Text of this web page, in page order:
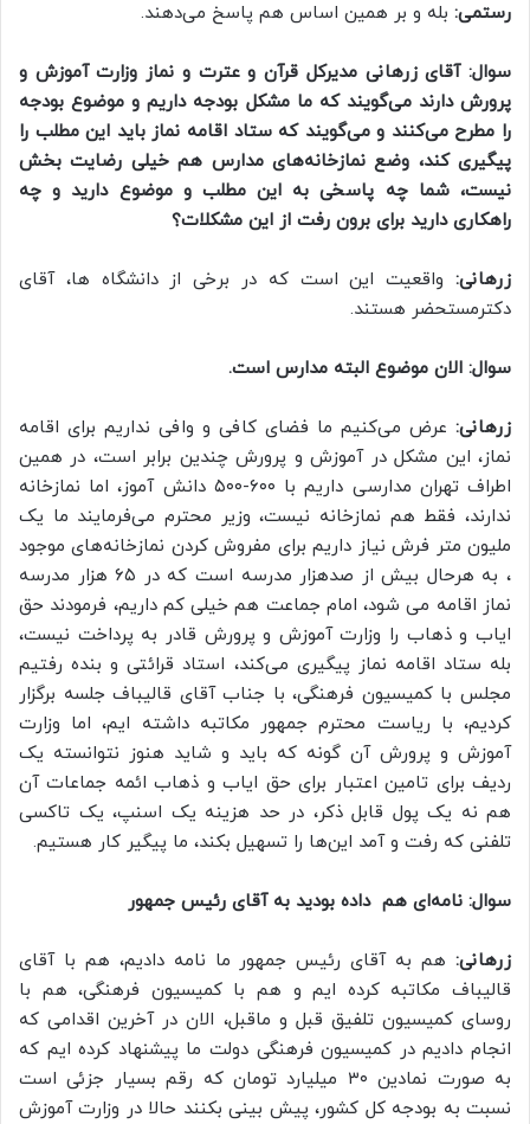
رستمی: بله و بر همین اساس هم پاسخ می‌دهند.
سوال: آقای زرهانی مدیرکل قرآن و عترت و نماز وزارت آموزش و
پرورش دارند می‌گویند که ما مشکل بودجه داریم و موضوع بودجه
را مطرح می‌کنند و می‌گویند که ستاد اقامه نماز باید این مطلب را
پیگیری کند، وضع نمازخانه‌های مدارس هم خیلی رضایت بخش
نیست، شما چه پاسخی به این مطلب و موضوع دارید و چه
راهکاری دارید برای برون رفت از این مشکلات؟
زرهانی: واقعیت این است که در برخی از دانشگاه ها، آقای
دکترمستحضر هستند.
سوال: الان موضوع البته مدارس است.
زرهانی: عرض می‌کنیم ما فضای کافی و وافی نداریم برای اقامه
نماز، این مشکل در آموزش و پرورش چندین برابر است، در همین
اطراف تهران مدارسی داریم با ۶۰۰-۵۰۰ دانش آموز، اما نمازخانه
ندارند، فقط هم نمازخانه نیست، وزیر محترم می‌فرمایند ما یک
ملیون متر فرش نیاز داریم برای مفروش کردن نمازخانه‌های موجود
، به هرحال بیش از صدهزار مدرسه است که در ۶۵ هزار مدرسه
نماز اقامه می شود، امام جماعت هم خیلی کم داریم، فرمودند حق
ایاب و ذهاب را وزارت آموزش و پرورش قادر به پرداخت نیست،
بله ستاد اقامه نماز پیگیری می‌کند، استاد قرائتی و بنده رفتیم
مجلس با کمیسیون فرهنگی، با جناب آقای قالیباف جلسه برگزار
کردیم، با ریاست محترم جمهور مکاتبه داشته ایم، اما وزارت
آموزش و پرورش آن گونه که باید و شاید هنوز نتوانسته یک
ردیف برای تامین اعتبار برای حق ایاب و ذهاب ائمه جماعات آن
هم نه یک پول قابل ذکر، در حد هزینه یک اسنپ، یک تاکسی
تلفنی که رفت و آمد این‌ها را تسهیل بکند، ما پیگیر کار هستیم.
سوال: نامه‌ای هم داده بودید به آقای رئیس جمهور
زرهانی: هم به آقای رئیس جمهور ما نامه دادیم، هم با آقای
قالیباف مکاتبه کرده ایم و هم با کمیسیون فرهنگی، هم با
روسای کمیسیون تلفیق قبل و ماقبل، الان در آخرین اقدامی که
انجام دادیم در کمیسیون فرهنگی دولت ما پیشنهاد کرده ایم که
به صورت نمادین ۳۰ میلیارد تومان که رقم بسیار جزئی است
نسبت به بودجه کل کشور، پیش بینی بکنند حالا در وزارت آموزش